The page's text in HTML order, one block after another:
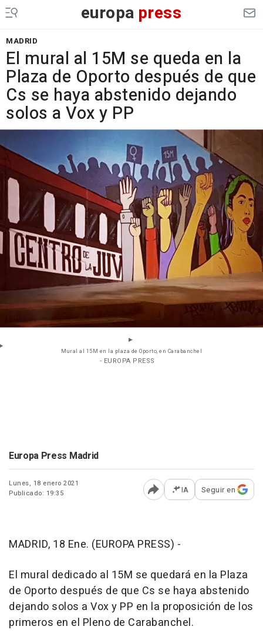
europa press
MADRID
El mural al 15M se queda en la
Plaza de Oporto después de que
Cs se haya abstenido dejando
solos a Vox y PP
Mural al 15M en la plaza de Oporto, en Carabanchel
- EUROPA PRESS
Europa Press Madrid
Lunes, 18 enero 2021
Publicado: 19:35
Abrir opciones para
IA Seguir en
MADRID, 18 Ene. (EUROPA PRESS) -
El mural dedicado al 15M se quedará en la Plaza
de Oporto después de que Cs se haya abstenido
dejando solos a Vox y PP en la proposición de los
primeros en el Pleno de Carabanchel.